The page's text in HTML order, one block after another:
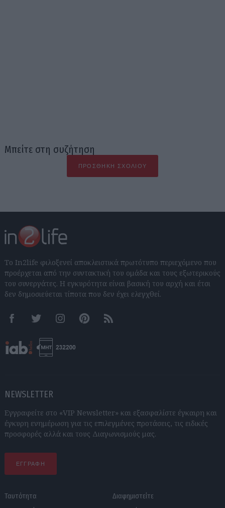
Μπείτε στη συζήτηση
ΠΡΟΣΘΉΚΗ ΣΧΟΛΊΟΥ
Το In2life φιλοξενεί αποκλειστικά πρωτότυπο περιεχόμενο που
προέρχεται από την συντακτική του ομάδα και τους εξωτερικούς
του συνεργάτες. Η εγκυρότητα είναι βασική του αρχή και έτσι
δεν δημοσιεύεται τίποτα που δεν έχει ελεγχθεί.
FacebookTwitter InstagramPinterestRSS feeds
NEWSLETTER
Εγγραφείτε στο «VIP Newsletter» και εξασφαλίστε έγκαιρη και
έγκυρη ενημέρωση για τις επιλεγμένες προτάσεις, τις ειδικές
προσφορές αλλά και τους Διαγωνισμούς μας.
ΕΓΓΡΑΦΗ
Ταυτότητα
Διαφημιστείτε